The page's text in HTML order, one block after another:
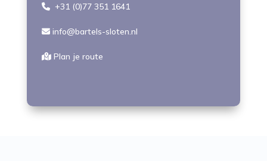
+31 (0)77 351 1641
info@bartels-sloten.nl
Plan je route